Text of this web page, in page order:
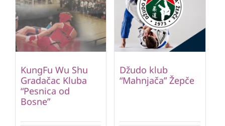
KungFu Wu Shu
Gradačac Kluba
“Pesnica od
Bosne”
Džudo klub
“Mahnjača” Žepče